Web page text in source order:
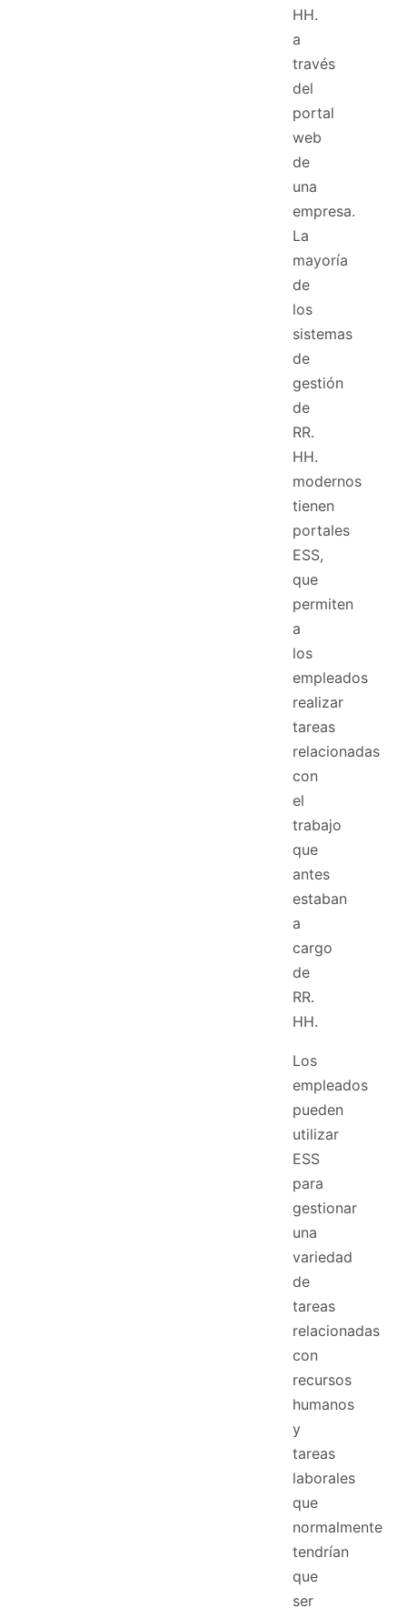
HH.
a
través
del
portal
web
de
una
empresa.
La
mayoría
de
los
sistemas
de
gestión
de
RR.
HH.
modernos
tienen
portales
ESS,
que
permiten
a
los
empleados
realizar
tareas
relacionadas
con
el
trabajo
que
antes
estaban
a
cargo
de
RR.
HH.
Los
empleados
pueden
utilizar
ESS
para
gestionar
una
variedad
de
tareas
relacionadas
con
recursos
humanos
y
tareas
laborales
que
normalmente
tendrían
que
ser